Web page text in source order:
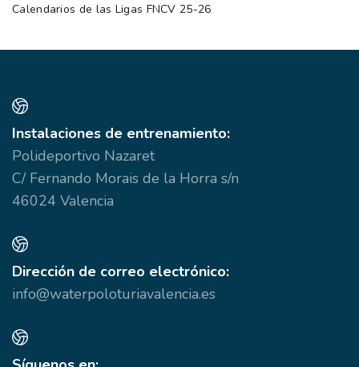
Calendarios de las Ligas FNCV 25-26
Instalaciones de entrenamiento:
Polideportivo Nazaret
C/ Fernando Morais de la Horra s/n
46024 Valencia
Dirección de correo electrónico:
info@waterpoloturiavalencia.es